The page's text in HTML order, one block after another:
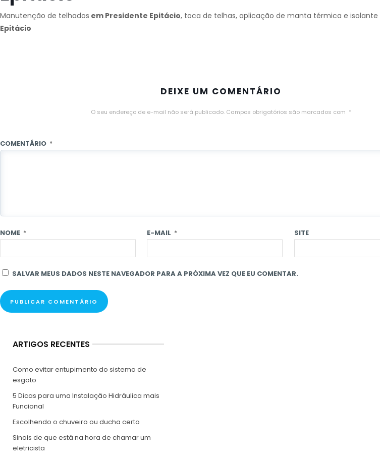
Manutenção de telhados em Presidente Epitácio, toca de telhas, aplicação de manta térmica e isolante
Epitácio
DEIXE UM COMENTÁRIO
O seu endereço de e-mail não será publicado. Campos obrigatórios são marcados com *
COMENTÁRIO *
NOME * E-MAIL * SITE
SALVAR MEUS DADOS NESTE NAVEGADOR PARA A PRÓXIMA VEZ QUE EU COMENTAR.
ARTIGOS RECENTES
Como evitar entupimento do sistema de
esgoto
5 Dicas para uma Instalação Hidráulica mais
Funcional
Escolhendo o chuveiro ou ducha certo
Sinais de que está na hora de chamar um
eletricista